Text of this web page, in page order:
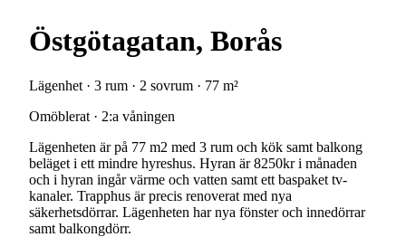
Östgötagatan, Borås
Lägenhet · 3 rum · 2 sovrum · 77 m²
Omöblerat · 2:a våningen
Lägenheten är på 77 m2 med 3 rum och kök samt balkong
beläget i ett mindre hyreshus. Hyran är 8250kr i månaden
och i hyran ingår värme och vatten samt ett baspaket tv-
kanaler. Trapphus är precis renoverat med nya
säkerhetsdörrar. Lägenheten har nya fönster och innedörrar
samt balkongdörr.